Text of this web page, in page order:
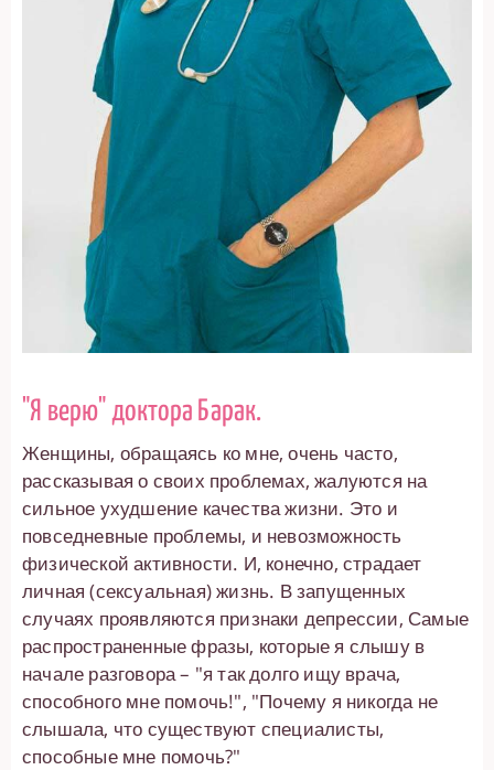
"Я верю" доктора Барак.
Женщины, обращаясь ко мне, очень часто,
рассказывая о своих проблемах, жалуются на
сильное ухудшение качества жизни. Это и
повседневные проблемы, и невозможность
физической активности. И, конечно, страдает
личная (сексуальная) жизнь. В запущенных
случаях проявляются признаки депрессии, Самые
распространенные фразы, которые я слышу в
начале разговора – "я так долго ищу врача,
способного мне помочь!", "Почему я никогда не
слышала, что существуют специалисты,
способные мне помочь?"